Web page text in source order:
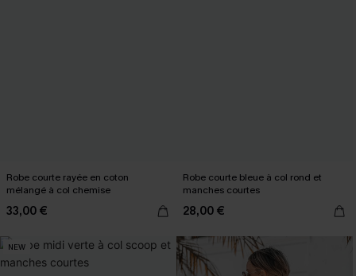
Robe courte rayée en coton
mélangé à col chemise
33,00 €
Robe courte bleue à col rond et
manches courtes
28,00 €
NEW